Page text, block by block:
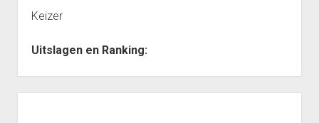
Keizer
Uitslagen en Ranking: